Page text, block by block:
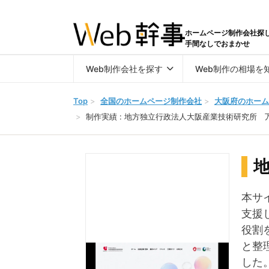
ホームページ制作会社探
手間なしでおまかせ
Web制作会社を探す Web制作の相場を
Top > 全国のホームページ制作会社 >
大阪府のホー
>
制作実績 : 地方独立行政法人大阪産業技術研究所
本サ
支援
役割
と整
した